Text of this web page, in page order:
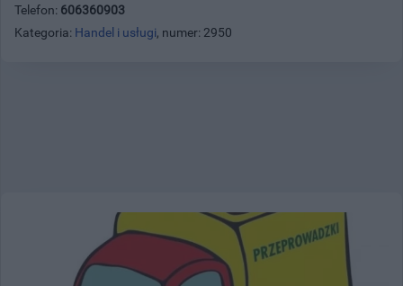
Telefon: 606360903
Kategoria: Handel i usługi, numer: 2950